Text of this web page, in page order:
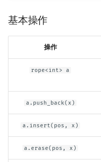
基本操作
操作
rope<int> a
a.push_back(x)
a.insert(pos, x)
a.erase(pos, x)